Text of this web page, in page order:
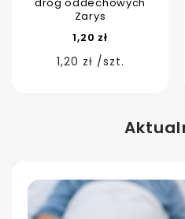
Zarys
1,20 zł
1,20 zł /szt.